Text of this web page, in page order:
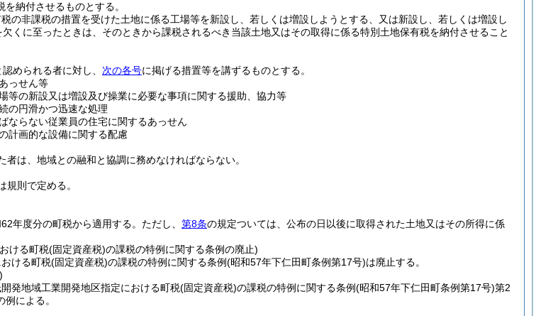
納付させるものとする。
の非課税の措置を受けた土地に係る工場等を新設し、若しくは増設しようとする、又は新設し、若しくは増設し
欠くに至ったときは、そのときから課税されるべき当該土地又はその取得に係る特別土地保有税を納付させること
められる者に対し、 次の各号に掲げる措置等を講ずるものとする。
っせん等
等の新設又は増設及び操業に必要な事項に関する援助、協力等
の円滑かつ迅速な処理
ならない従業員の住宅に関するあっせん
計画的な設備に関する配慮
者は、地域との融和と協調に務めなければならない。
規則で定める。
年度分の町税から適用する。 ただし、 第8条の規定ついては、公布の日以後に取得された土地又はその所得に係
ける町税(固定資産税)の課税の特例に関する条例の廃止)
ける町税(固定資産税)の課税の特例に関する条例(昭和57年下仁田町条例第17号)は廃止する。
発地域工業開発地区指定における町税(固定資産税)の課税の特例に関する条例(昭和57年下仁田町条例第17号)第2
による。